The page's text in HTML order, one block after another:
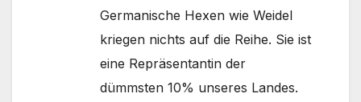
Germanische Hexen wie Weidel
kriegen nichts auf die Reihe. Sie ist
eine Repräsentantin der
dümmsten 10% unseres Landes.